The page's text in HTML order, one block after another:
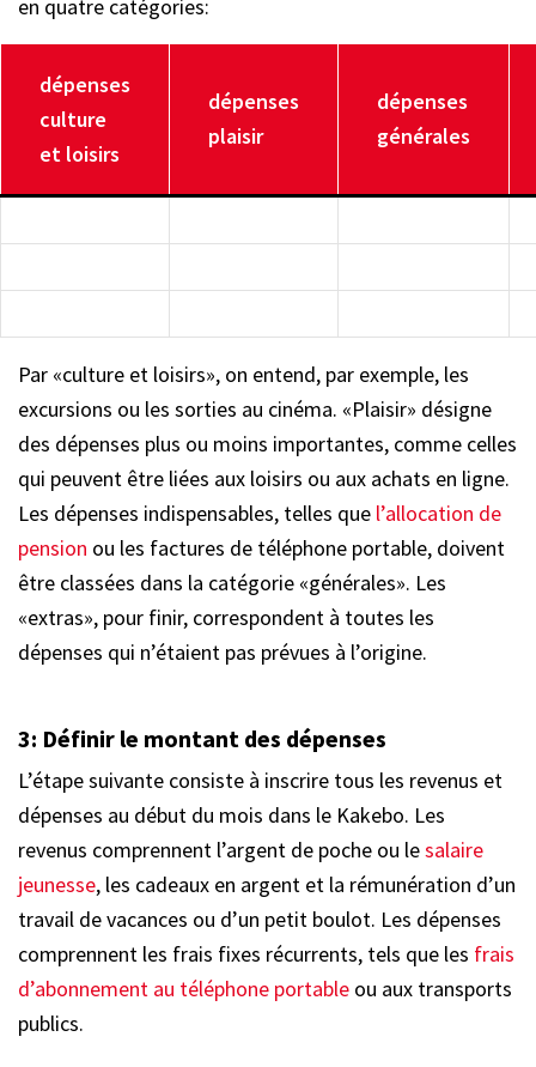
en quatre catégories:
dépenses
culture
et loisirs
dépenses
plaisir
dépenses
générales
Par «culture et loisirs», on entend, par exemple, les
excursions ou les sorties au cinéma. «Plaisir» désigne
des dépenses plus ou moins importantes, comme celles
qui peuvent être liées aux loisirs ou aux achats en ligne.
Les dépenses indispensables, telles que l’allocation de
pension ou les factures de téléphone portable, doivent
être classées dans la catégorie «générales». Les
«extras», pour finir, correspondent à toutes les
dépenses qui n’étaient pas prévues à l’origine.
3: Définir le montant des dépenses
L’étape suivante consiste à inscrire tous les revenus et
dépenses au début du mois dans le Kakebo. Les
revenus comprennent l’argent de poche ou lesalaire
jeunesse, les cadeaux en argent et la rémunération d’un
travail de vacances ou d’un petit boulot. Les dépenses
comprennent les frais fixes récurrents, tels que les frais
d’abonnement au téléphone portable ou aux transports
publics.